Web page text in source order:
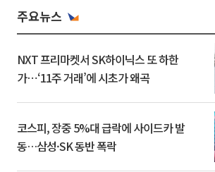
주요뉴스
NXT 프리마켓서 SK하이닉스 또 하한
가⋯‘11주 거래’에 시초가 왜곡
코스피, 장중 5%대 급락에 사이드카 발
동…삼성·SK 동반 폭락